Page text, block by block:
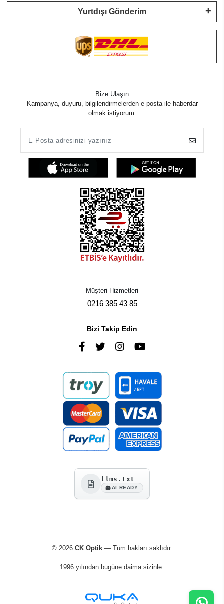
Yurtdışı Gönderim
Bize Ulaşın
Kampanya, duyuru, bilgilendirmelerden e-posta ile haberdar
olmak istiyorum.
Müşteri Hizmetleri
0216 385 43 85
Bizi Takip Edin
llms.txt
AI READY
© 2026 CK Optik— Tüm hakları saklıdır.
1996 yılından bugüne daima sizinle.